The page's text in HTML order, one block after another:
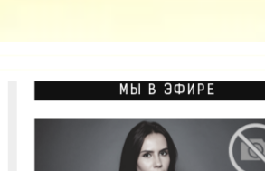
МЫ В ЭФИРЕ